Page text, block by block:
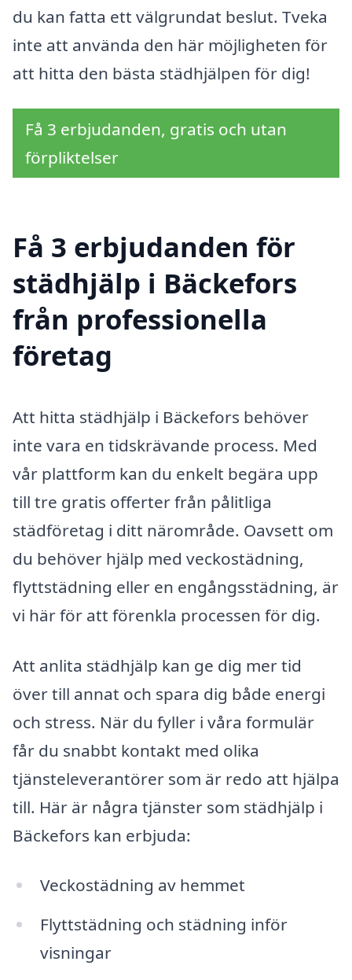
du kan fatta ett välgrundat beslut. Tveka
inte att använda den här möjligheten för
att hitta den bästa städhjälpen för dig!
Få 3 erbjudanden, gratis och utan
förpliktelser
Få 3 erbjudanden för
städhjälp i Bäckefors
från professionella
företag
Att hitta städhjälp i Bäckefors behöver
inte vara en tidskrävande process. Med
vår plattform kan du enkelt begära upp
till tre gratis offerter från pålitliga
städföretag i ditt närområde. Oavsett om
du behöver hjälp med veckostädning,
flyttstädning eller en engångsstädning, är
vi här för att förenkla processen för dig.
Att anlita städhjälp kan ge dig mer tid
över till annat och spara dig både energi
och stress. När du fyller i våra formulär
får du snabbt kontakt med olika
tjänsteleverantörer som är redo att hjälpa
till. Här är några tjänster som städhjälp i
Bäckefors kan erbjuda:
Veckostädning av hemmet
Flyttstädning och städning inför
visningar